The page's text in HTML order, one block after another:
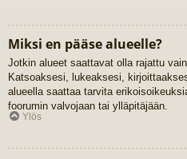
Miksi en pääse alueelle?
Jotkin alueet saattavat olla rajattu
Katsoaksesi, lukeaksesi,
alueella saattaa tarvita
foorumin valvojaan tai ylläpitäjään.
Ylös